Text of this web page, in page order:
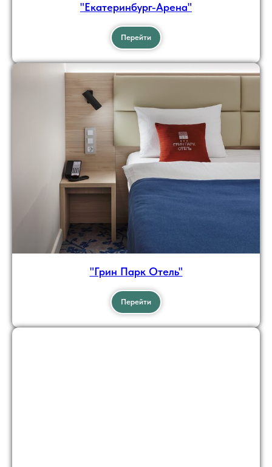
"Екатеринбург-Арена"
Перейти
"Грин Парк Отель"
Перейти